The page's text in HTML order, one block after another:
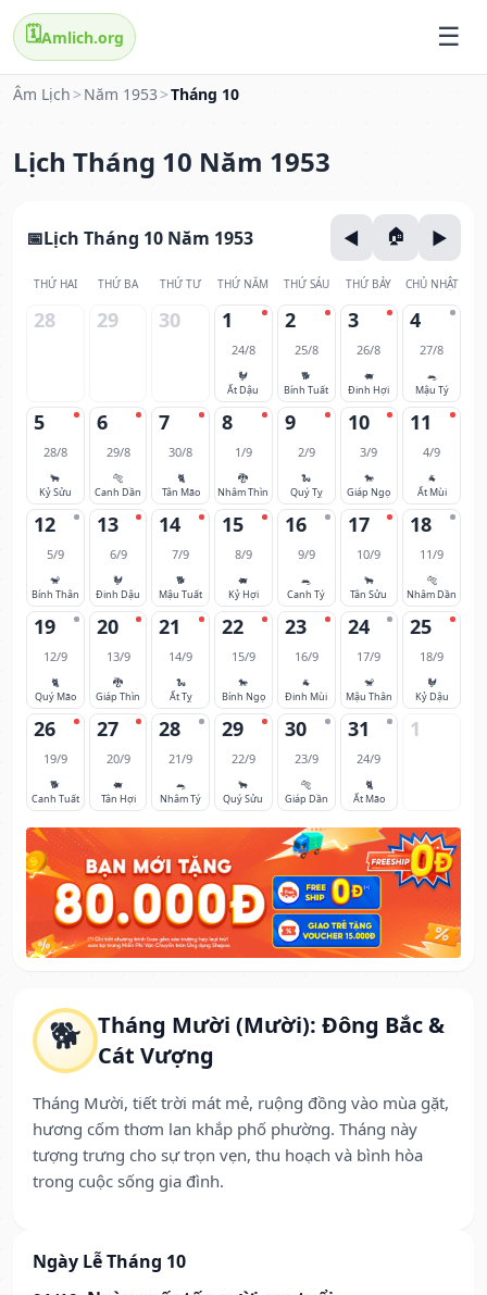
🗓️Amlich.org
Âm Lịch > Năm 1953 >Tháng 10
Lịch Tháng 10 Năm 1953
🐕 Tháng Mười (Mười): Đông Bắc &
Cát Vượng
Tháng Mười, tiết trời mát mẻ, ruộng đồng vào mùa gặt,
hương cốm thơm lan khắp phố phường. Tháng này
tượng trưng cho sự trọn vẹn, thu hoạch và bình hòa
trong cuộc sống gia đình.
Ngày Lễ Tháng 10
Lịch Tháng 10 Năm 1953
THỨ HAI THỨ BA THỨ TƯ THỨ NĂM THỨ SÁU THỨ BẢY CHỦ NHẬT
28 29 30 1
24/8
🐓
Ất Dậu
2
25/8
🐕
Bính Tuất
3
26/8
🐖
Đinh Hợi
4
27/8
🐀
Mậu Tý
5
28/8
🐂
Kỷ Sửu
6
29/8
🐅
Canh Dần
7
30/8
🐈
Tân Mão
8
1/9
🐉
Nhâm Thìn
9
2/9
🐍
Quý Tỵ
10
3/9
🐎
Giáp Ngọ
11
4/9
🐐
Ất Mùi
12
5/9
🐒
Bính Thân
13
6/9
🐓
Đinh Dậu
14
7/9
🐕
Mậu Tuất
15
8/9
🐖
Kỷ Hợi
16
9/9
🐀
Canh Tý
17
10/9
🐂
Tân Sửu
18
11/9
🐅
Nhâm Dần
19
12/9
🐈
Quý Mão
20
13/9
🐉
Giáp Thìn
21
14/9
🐍
Ất Tỵ
22
15/9
🐎
Bính Ngọ
23
16/9
🐐
Đinh Mùi
24
17/9
🐒
Mậu Thân
25
18/9
🐓
Kỷ Dậu
26
19/9
🐕
Canh Tuất
27
20/9
🐖
Tân Hợi
28
21/9
🐀
Nhâm Tý
29
22/9
🐂
Quý Sửu
30
23/9
🐅
Giáp Dần
31
24/9
🐈
Ất Mão
1